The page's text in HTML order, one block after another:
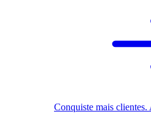
Conquiste mais clientes.